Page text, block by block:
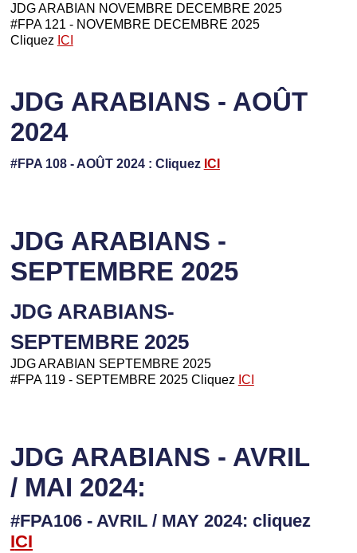
JDG ARABIAN NOVEMBRE DECEMBRE 2025
#FPA 121 - NOVEMBRE DECEMBRE 2025
Cliquez ICI
JDG ARABIANS - AOÛT
2024
#FPA 108 - AOÛT 2024 : Cliquez ICI
JDG ARABIANS -
SEPTEMBRE 2025
JDG ARABIANS-
SEPTEMBRE 2025
JDG ARABIAN SEPTEMBRE 2025
#FPA 119 - SEPTEMBRE 2025 Cliquez ICI
JDG ARABIANS - AVRIL
/ MAI 2024:
#FPA106 - AVRIL / MAY 2024: cliquez
ICI